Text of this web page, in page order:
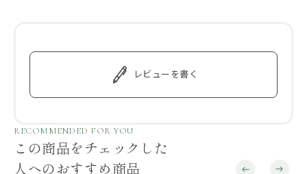
レビューを書く
RECOMMENDED FOR YOU
この商品をチェックした
人へのおすすめ商品